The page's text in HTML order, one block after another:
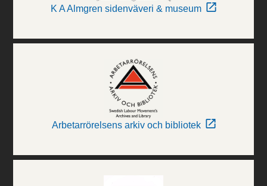
K A Almgren sidenväveri & museum
Arbetarrörelsens arkiv och bibliotek